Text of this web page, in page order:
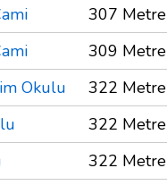
307 Metre
309 Metre
Okulu
322 Metre
322 Metre
322 Metre